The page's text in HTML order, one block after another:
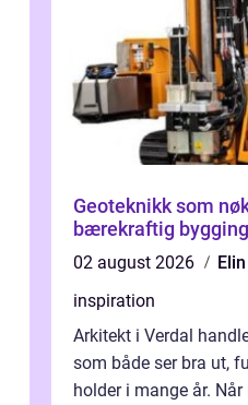
Geoteknikk som
bærekraftig bygging
02 august 2026
inspiration
Arkitekt i Verdal
som både ser bra ut,
holder i mange år.